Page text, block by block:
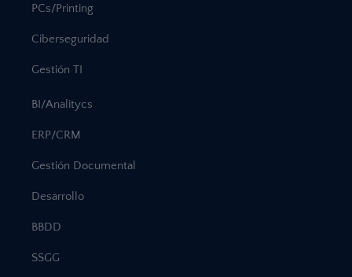
PCs/Printing
Ciberseguridad
Gestión TI
BI/Analitycs
ERP/CRM
Gestión Documental
Desarrollo
BBDD
SSGG